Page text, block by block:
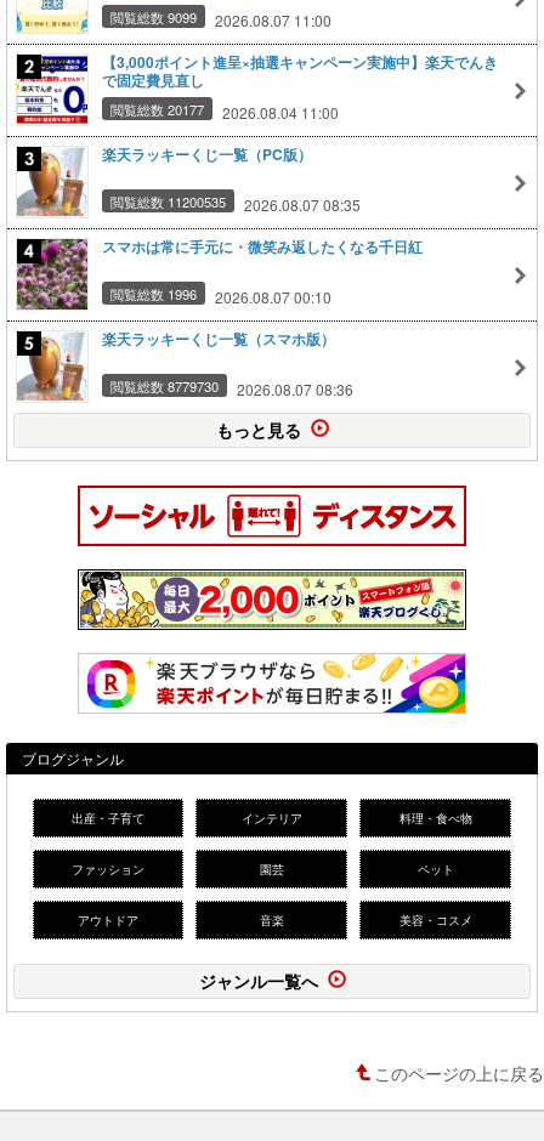
閲覧総数 9099 2026.08.07 11:00
【3,000ポイント進呈×抽選キャンペーン実施中】楽天でんき
で固定費見直し
閲覧総数 20177 2026.08.04 11:00
楽天ラッキーくじ一覧（PC版）
閲覧総数 11200535 2026.08.07 08:35
スマホは常に手元に・微笑み返したくなる千日紅
閲覧総数 1996 2026.08.07 00:10
楽天ラッキーくじ一覧（スマホ版）
閲覧総数 8779730 2026.08.07 08:36
もっと見る
ブログジャンル
出産・子育て インテリア 料理・食べ物
ファッション 園芸 ペット
アウトドア 音楽 美容・コスメ
ジャンル一覧へ
このページの上に戻る